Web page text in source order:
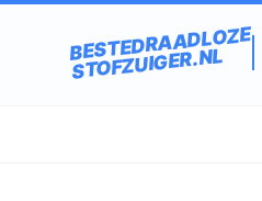
BESTEDRAADLOZE
STOFZUIGER.NL